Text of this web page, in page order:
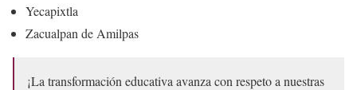
Yecapixtla
Zacualpan de Amilpas
¡La transformación educativa avanza con respeto a nuestras